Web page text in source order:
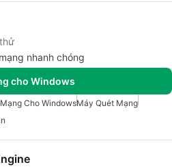
nhanh chóng
cho Windows
Cho WindowsMáy Quét Mạng